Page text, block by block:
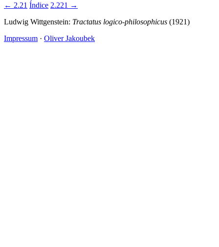
← 2.21 Índice 2.221 →
Ludwig Wittgenstein: Tractatus logico-philosophicus (1921)
Impressum · Oliver Jakoubek